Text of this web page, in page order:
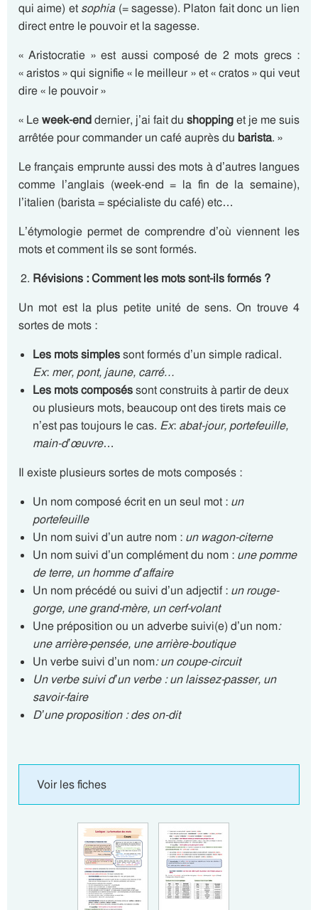
qui aime) et sophia(= sagesse). Platon fait donc un lien
direct entre le pouvoir et la sagesse.
« Aristocratie » est aussi composé de 2 mots grecs :
« aristos » qui signifie « le meilleur » et « cratos » qui veut
dire « le pouvoir »
« Leweek-enddernier, j’ai fait du shoppinget je me suis
arrêtée pour commander un café auprès du barista. »
Le français emprunte aussi des mots à d’autres langues
comme l’anglais (week-end = la fin de la semaine),
l’italien (barista = spécialiste du café) etc…
L’étymologie permet de comprendre d’où viennent les
mots et comment ils se sont formés.
Révisions : Comment les mots sont-ils formés ?
Un mot est la plus petite unité de sens. On trouve 4
sortes de mots :
Les mots simplessont formés d’un simple radical.
Ex: mer, pont, jaune, carré…
Les mots composéssont construits à partir de deux
ou plusieurs mots, beaucoup ont des tirets mais ce
n’est pas toujours le cas. Ex: abat-jour, portefeuille,
main-d’œuvre…
Il existe plusieurs sortes de mots composés :
Un nom composé écrit en un seul mot : un
portefeuille
Un nom suivi d’un autre nom : un wagon-citerne
Un nom suivi d’un complément du nom : une pomme
de terre, un homme d’affaire
Un nom précédé ou suivi d’un adjectif : un rouge-
gorge, une grand-mère, un cerf-volant
Une préposition ou un adverbe suivi(e) d’un nom:
une arrière-pensée, une arrière-boutique
Un verbe suivi d’un nom: un coupe-circuit
Un verbe suivi d’un verbe : un laissez-passer, un
savoir-faire
D’une proposition : des on-dit
Voir les fiches